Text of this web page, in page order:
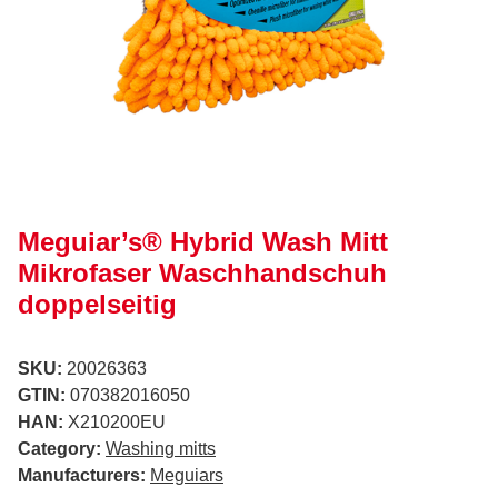
Meguiar’s® Hybrid Wash Mitt
Mikrofaser Waschhandschuh
doppelseitig
SKU: 20026363
GTIN: 070382016050
HAN: X210200EU
Category: Washing mitts
Manufacturers: Meguiars